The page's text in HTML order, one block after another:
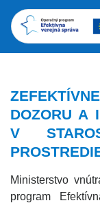
DOZORU A
V
Ministerstvo
program